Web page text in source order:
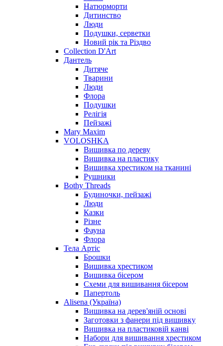
Натюрморти
Дитинство
Люди
Подушки, серветки
Новий рік та Різдво
Collection D'Art
Дантель
Дитяче
Тварини
Люди
Флора
Подушки
Релігія
Пейзажі
Mary Maxim
VOLOSHKA
Вишивка по дереву
Вишивка на пластику
Вишивка хрестиком на тканині
Рушники
Bothy Threads
Будиночки, пейзажі
Люди
Казки
Різне
Фауна
Флора
Тела Артіс
Брошки
Вишивка хрестиком
Вишивка бісером
Схеми для вишивання бісером
Папертоль
Alisena (Україна)
Вишивка на дерев'яній основі
Заготовки з фанери під вишивку
Вишивка на пластиковій канві
Набори для вишивання хрестиком